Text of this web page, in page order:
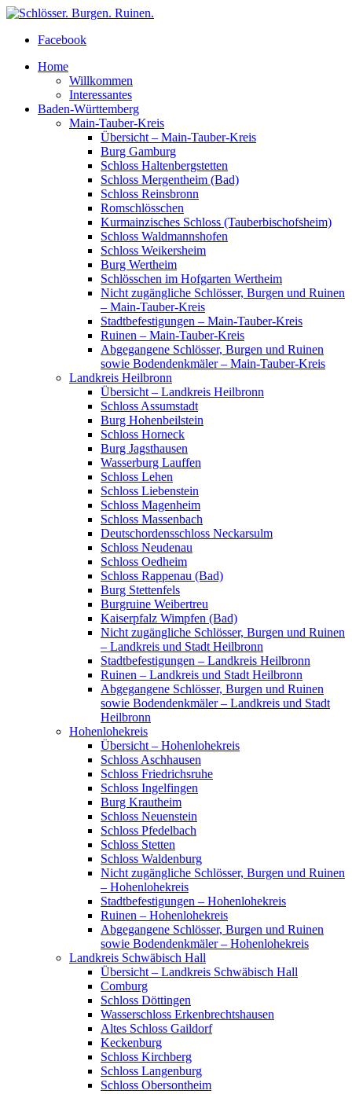
Facebook
Home
Willkommen
Interessantes
Baden-Württemberg
Main-Tauber-Kreis
Übersicht – Main-Tauber-Kreis
Burg Gamburg
Schloss Haltenbergstetten
Schloss Mergentheim (Bad)
Schloss Reinsbronn
Romschlösschen
Kurmainzisches Schloss (Tauberbischofsheim)
Schloss Waldmannshofen
Schloss Weikersheim
Burg Wertheim
Schlösschen im Hofgarten Wertheim
Nicht zugängliche Schlösser, Burgen und Ruinen
– Main-Tauber-Kreis
Stadtbefestigungen – Main-Tauber-Kreis
Ruinen – Main-Tauber-Kreis
Abgegangene Schlösser, Burgen und Ruinen
sowie Bodendenkmäler – Main-Tauber-Kreis
Landkreis Heilbronn
Übersicht – Landkreis Heilbronn
Schloss Assumstadt
Burg Hohenbeilstein
Schloss Horneck
Burg Jagsthausen
Wasserburg Lauffen
Schloss Lehen
Schloss Liebenstein
Schloss Magenheim
Schloss Massenbach
Deutschordensschloss Neckarsulm
Schloss Neudenau
Schloss Oedheim
Schloss Rappenau (Bad)
Burg Stettenfels
Burgruine Weibertreu
Kaiserpfalz Wimpfen (Bad)
Nicht zugängliche Schlösser, Burgen und Ruinen
– Landkreis und Stadt Heilbronn
Stadtbefestigungen – Landkreis Heilbronn
Ruinen – Landkreis und Stadt Heilbronn
Abgegangene Schlösser, Burgen und Ruinen
sowie Bodendenkmäler – Landkreis und Stadt
Heilbronn
Hohenlohekreis
Übersicht – Hohenlohekreis
Schloss Aschhausen
Schloss Friedrichsruhe
Schloss Ingelfingen
Burg Krautheim
Schloss Neuenstein
Schloss Pfedelbach
Schloss Stetten
Schloss Waldenburg
Nicht zugängliche Schlösser, Burgen und Ruinen
– Hohenlohekreis
Stadtbefestigungen – Hohenlohekreis
Ruinen – Hohenlohekreis
Abgegangene Schlösser, Burgen und Ruinen
sowie Bodendenkmäler – Hohenlohekreis
Landkreis Schwäbisch Hall
Übersicht – Landkreis Schwäbisch Hall
Comburg
Schloss Döttingen
Wasserschloss Erkenbrechtshausen
Altes Schloss Gaildorf
Keckenburg
Schloss Kirchberg
Schloss Langenburg
Schloss Obersontheim